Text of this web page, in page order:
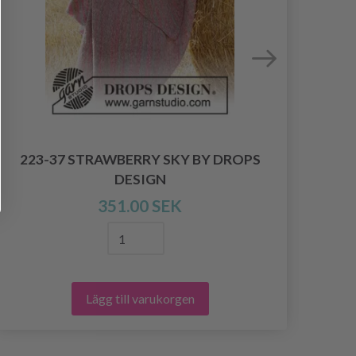
223-37 STRAWBERRY SKY BY DROPS
DESIGN
351.00 SEK
Lägg till varukorgen